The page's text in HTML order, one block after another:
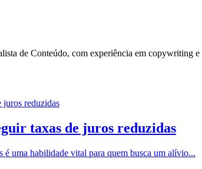
de Conteúdo, com experiência em copywriting
taxas de juros reduzidas
é uma habilidade vital para quem busca um alívio...